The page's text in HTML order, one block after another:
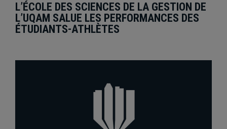
L’ÉCOLE DES SCIENCES DE LA GESTION DE
L’UQAM SALUE LES PERFORMANCES DES
ÉTUDIANTS-ATHLÈTES